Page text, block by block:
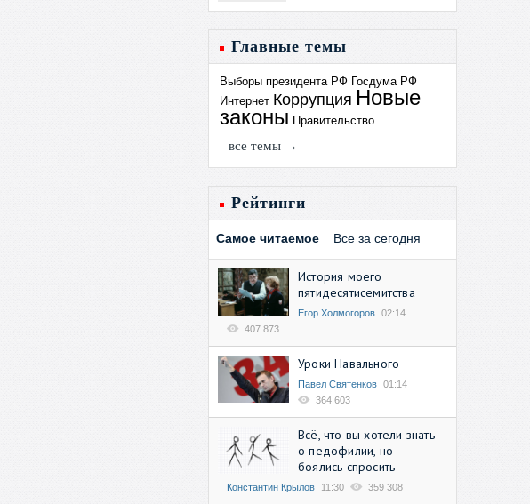
Главные темы
Выборы президента РФ Госдума РФ
Интернет Коррупция Новые
законы Правительство
все темы →
Рейтинги
Самое читаемое Все за сегодня
История моего
пятидесятисемитства
Егор Холмогоров 02:14
407 873
Уроки Навального
Павел Святенков 01:14
364 603
Всё, что вы хотели знать
о педофилии, но
боялись спросить
Константин Крылов 11:30 359 308